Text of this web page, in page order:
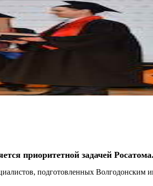
приоритетной задачей Росатома.
подготовленных Волгодонским